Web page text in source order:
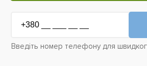
Введіть номер телефону для